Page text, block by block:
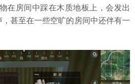
在房间中踩在木质地板上，会发出
，甚至在一些空旷的房间中还伴有一